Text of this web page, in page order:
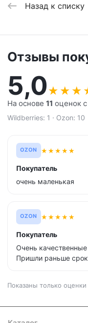
Назад к списку
Отзывы
5,0★ ★ ★
На основе 11 оценок
Wildberries: 1 · Ozon: 10
OZON ★★★★★
Покупатель
очень маленькая
OZON ★★★★★
Покупатель
Очень
Пришли раньше
Показаны только